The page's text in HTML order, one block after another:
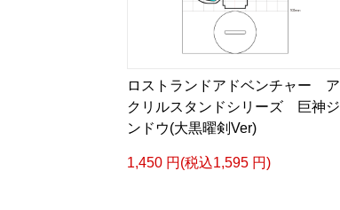
ロストランドアドベンチャー ア
クリルスタンドシリーズ 巨神ジ
ンドウ(大黒曜剣Ver)
1,450 円(税込1,595 円)